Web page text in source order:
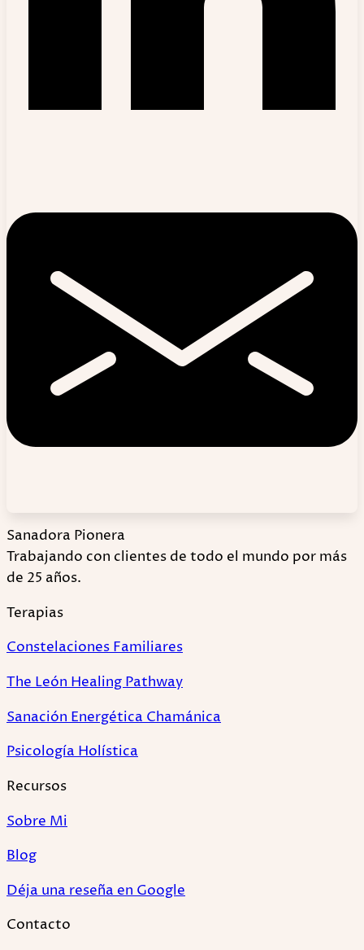
Sanadora Pionera
Trabajando con clientes de todo el mundo por más
de 25 años.
Terapias
Constelaciones Familiares
The León Healing Pathway
Sanación Energética Chamánica
Psicología Holística
Recursos
Sobre Mi
Blog
Déja una reseña en Google
Contacto